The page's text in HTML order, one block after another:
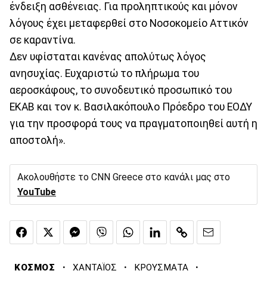
ένδειξη ασθένειας. Για προληπτικούς και μόνον
λόγους έχει μεταφερθεί στο Νοσοκομείο Αττικόν
σε καραντίνα.
Δεν υφίσταται κανένας απολύτως λόγος
ανησυχίας. Ευχαριστώ το πλήρωμα του
αεροσκάφους, το συνοδευτικό προσωπικό του
ΕΚΑΒ και τον κ. Βασιλακόπουλο Πρόεδρο του ΕΟΔΥ
για την προσφορά τους να πραγματοποιηθεί αυτή η
αποστολή».
Ακολουθήστε το CNN Greece στο κανάλι μας στο
YouTube
ΚΟΣΜΟΣ · ΧΑΝΤΑΪΟΣ · ΚΡΟΥΣΜΑΤΑ ·